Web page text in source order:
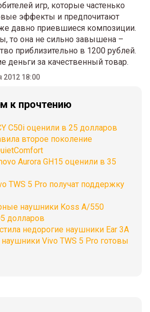
игр, которые частенько
эффекты и предпочитают
давно приевшиеся композиции.
то она не сильно завышена –
приблизительно в 1200 рублей.
деньги за качественный товар.
2012 18:00
к прочтению
C50i оценили в 25 долларов
второе поколение
Aurora GH15 оценили в 35
TWS 5 Pro получат поддержку
наушники Koss A/550
долларов
недорогие наушники Ear 3A
Vivo TWS 5 Pro готовы